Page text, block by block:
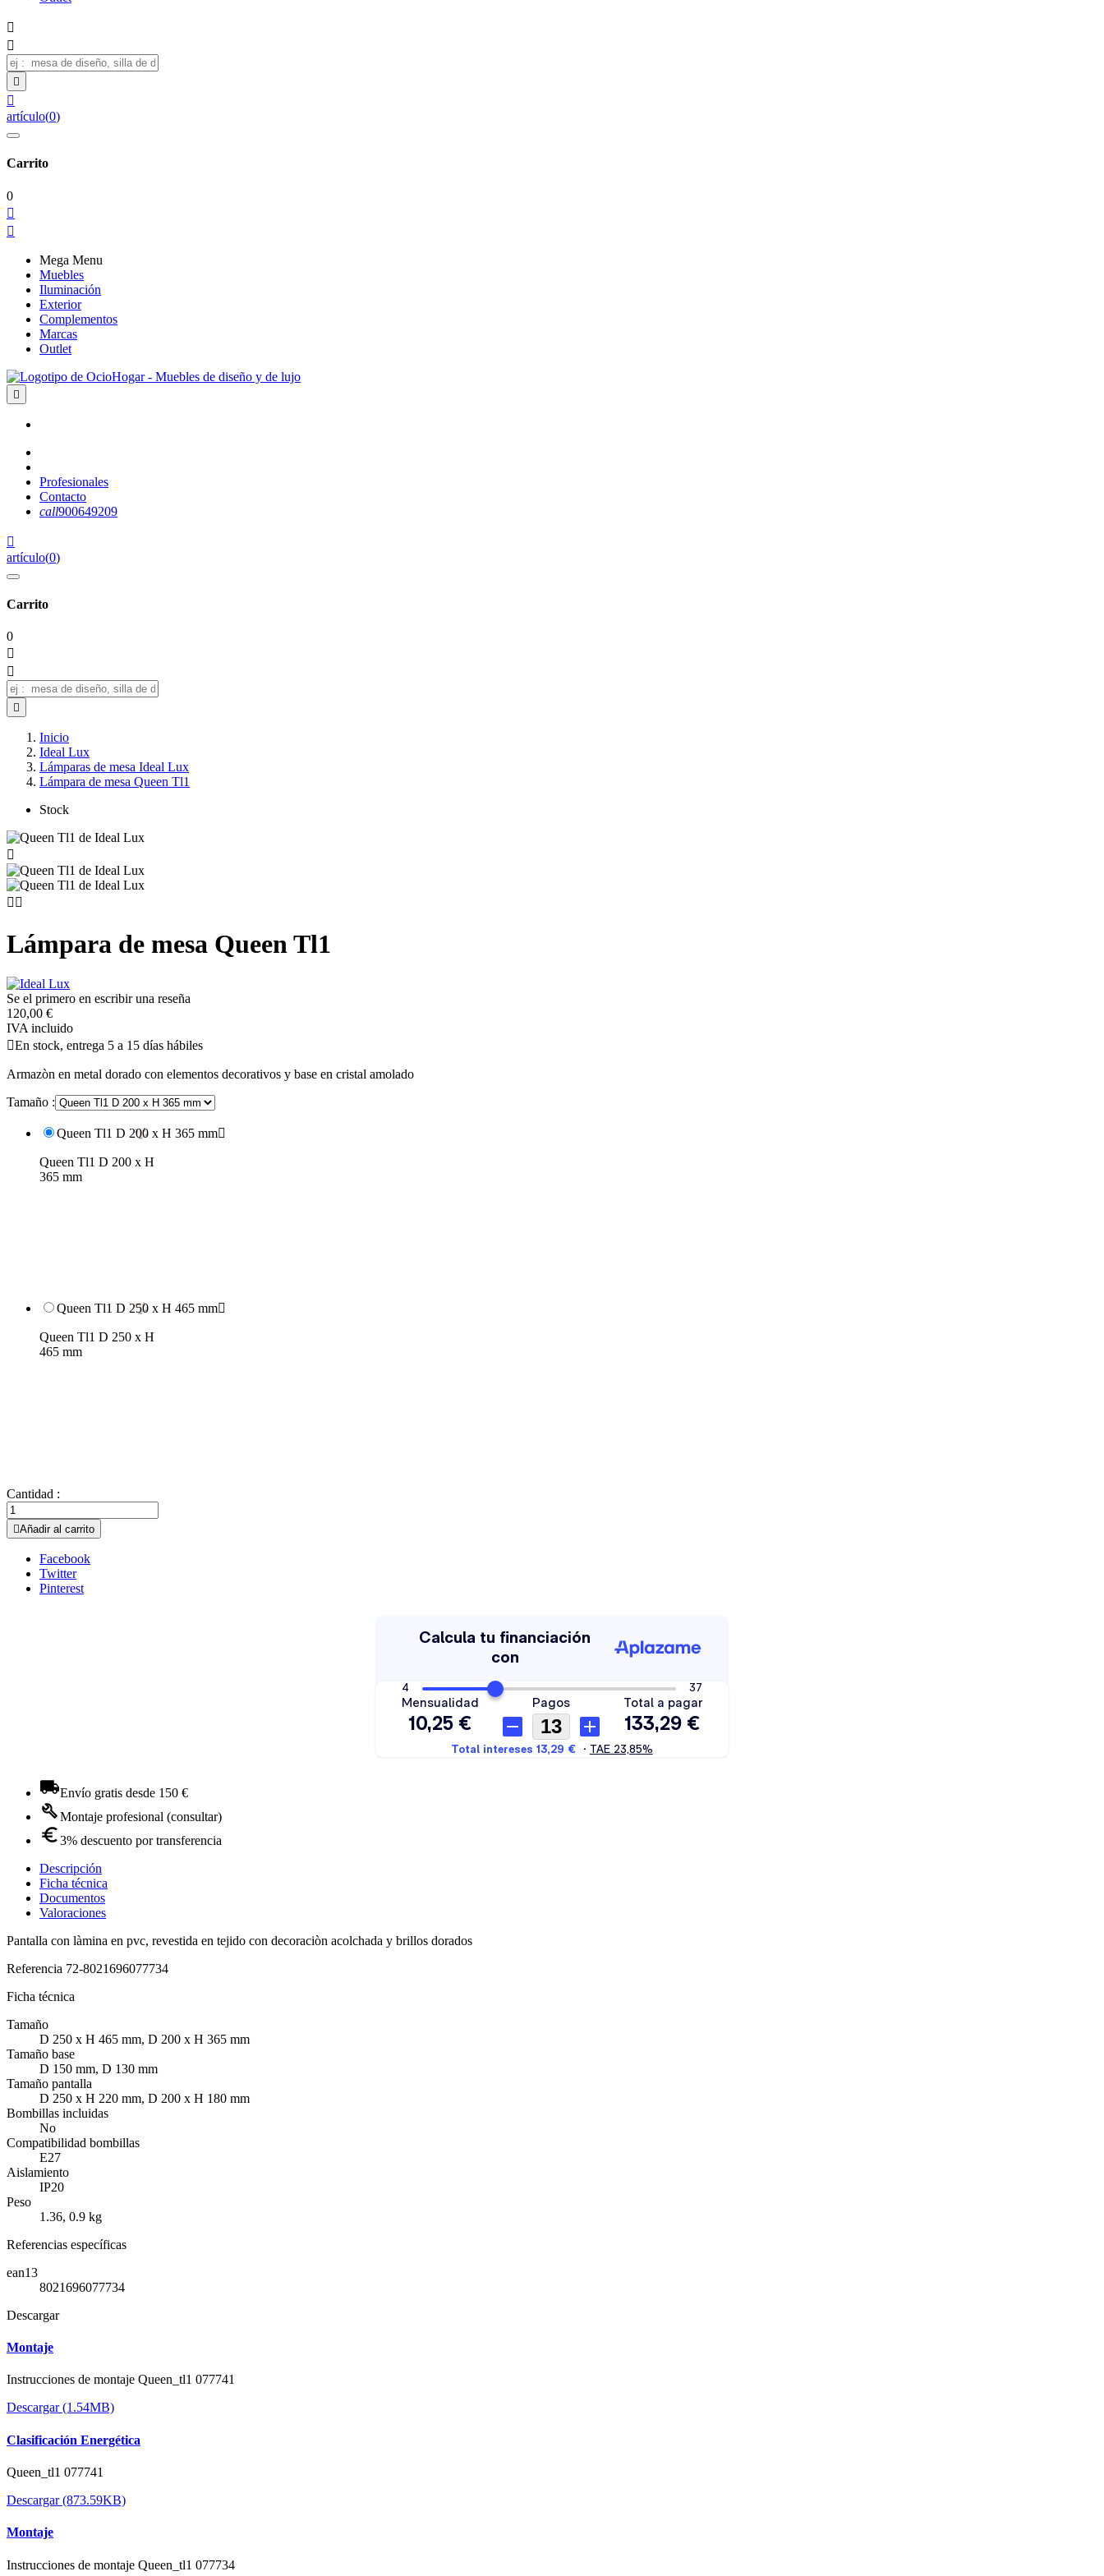




artículo(0)
Carrito
0


Mega Menu
Muebles
Iluminación
Exterior
Complementos
Marcas
Outlet

Profesionales
Contacto
call900649209

artículo(0)
Carrito
0



Inicio
Ideal Lux
Lámparas de mesa Ideal Lux
Lámpara de mesa Queen Tl1
Stock

 
Lámpara de mesa Queen Tl1
Se el primero en escribir una reseña
120,00 €
IVA incluido
En stock, entrega 5 a 15 días hábiles
Armazòn en metal dorado con elementos decorativos y base en cristal amolado
Tamaño :
Queen Tl1 D 200 x H 365 mm
Queen Tl1 D 200 x H
365 mm
Queen Tl1 D 250 x H 465 mm
Queen Tl1 D 250 x H
465 mm
Cantidad :
Añadir al carrito
Facebook
Twitter
Pinterest
Envío gratis desde 150 €
Montaje profesional (consultar)
3% descuento por transferencia
Descripción
Ficha técnica
Documentos
Valoraciones
Pantalla con làmina en pvc, revestida en tejido con decoraciòn acolchada y brillos dorados
Referencia 72-8021696077734
Ficha técnica
Tamaño
D 250 x H 465 mm, D 200 x H 365 mm
Tamaño base
D 150 mm, D 130 mm
Tamaño pantalla
D 250 x H 220 mm, D 200 x H 180 mm
Bombillas incluidas
No
Compatibilidad bombillas
E27
Aislamiento
IP20
Peso
1.36, 0.9 kg
Referencias específicas
ean13
8021696077734
Descargar
Montaje
Instrucciones de montaje Queen_tl1 077741
Descargar (1.54MB)
Clasificación Energética
Queen_tl1 077741
Descargar (873.59KB)
Montaje
Instrucciones de montaje Queen_tl1 077734